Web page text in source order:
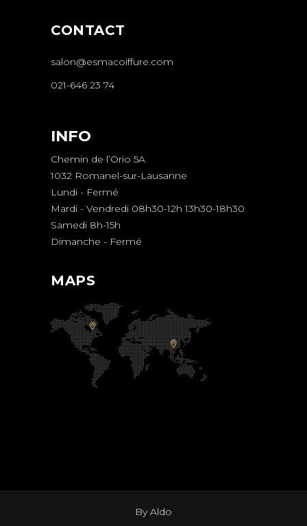
CONTACT
salon@esmacoiffure.com
021-646 23 74
INFO
Chemin de l’Orio 5A
1032 Romanel-sur-Lausanne
Lundi - Fermé
Mardi - Vendredi 08h30-12h 13h30-18h30
Samedi 8h-15h
Dimanche - Fermé
MAPS
By Aldo